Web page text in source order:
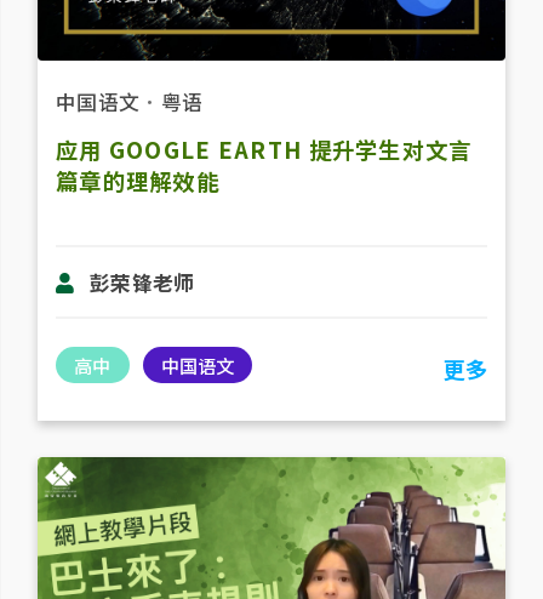
中国语文 ． 粤语
应用 GOOGLE EARTH 提升学生对文言
篇章的理解效能
彭荣锋老师
高中 中国语文 更多